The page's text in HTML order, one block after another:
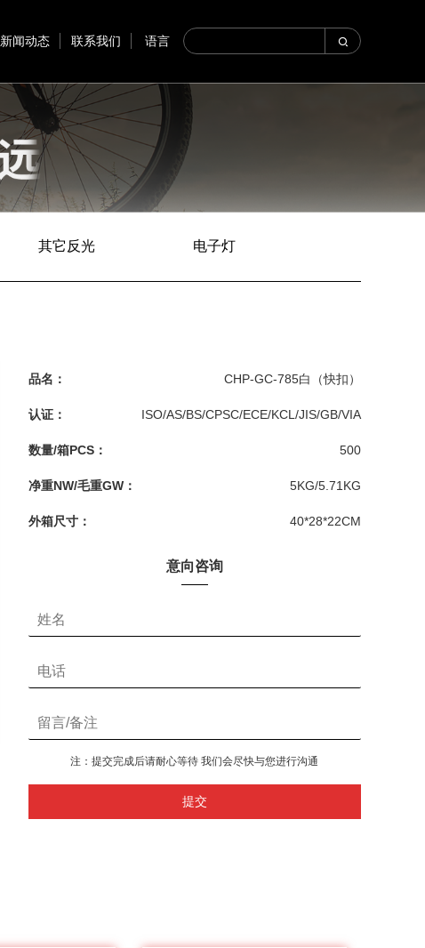
新闻动态 联系我们 语言
其它反光 电子灯
品名： CHP-GC-785白（快扣）
认证： ISO/AS/BS/CPSC/ECE/KCL/JIS/GB/VIA
数量/箱PCS： 500
净重NW/毛重GW： 5KG/5.71KG
外箱尺寸： 40*28*22CM
意向咨询
提交
注：提交完成后请耐心等待 我们会尽快与您进行沟通